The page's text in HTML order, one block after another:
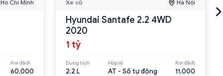
Hồ Chí Minh
Km đã đi
60,000
Xe cũ Hà Nội
Hyundai Santafe 2.2 4WD
2020
1 tỷ
Dung tích
2.2 L
Hộp số
AT - Số tự động
Km đã đi
11,000